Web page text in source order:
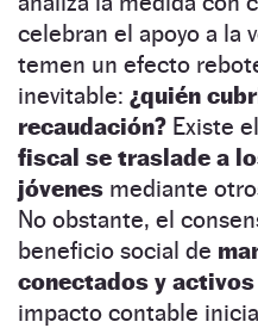
celebran el apoyo a la
temen un efecto
inevitable: ¿quién
recaudación? Existe
fiscal se traslade a
jóvenes mediante
No obstante, el
beneficio social de
conectados y activos
impacto contable